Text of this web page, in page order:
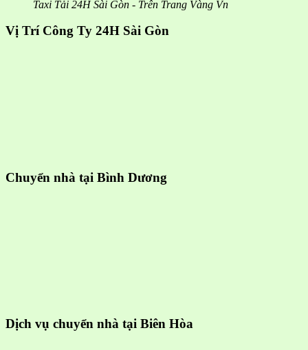
Taxi Tải 24H Sài Gòn - Trên Trang Vàng Vn
Vị Trí Công Ty 24H Sài Gòn
Chuyển nhà tại Bình Dương
Dịch vụ chuyển nhà tại Biên Hòa